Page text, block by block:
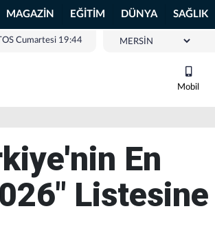
MAGAZİN EĞİTİM DÜNYA SAĞLIK
Cumartesi 19:44
Mobil
En
Listesine